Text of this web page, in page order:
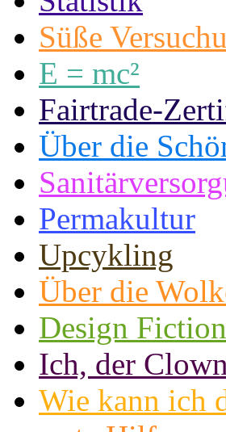
Süße
E = mc²
Fairtrade-
Über die
Permakultur
Upcykling
Über die
Design Fiction
Ich, der Clown
Wie kann ich